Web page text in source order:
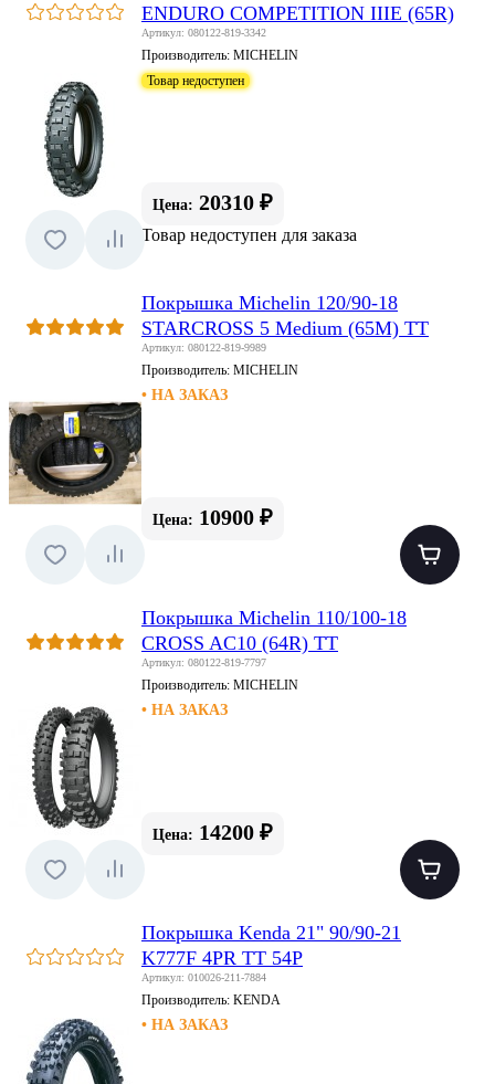
ENDURO COMPETITION IIIE (65R)
Артикул: 080122-819-3342
Производитель: MICHELIN
Товар недоступен
Цена: 20310 ₽
Товар недоступен для заказа
Покрышка Michelin 120/90-18
STARCROSS 5 Medium (65M) TT
Артикул: 080122-819-9989
Производитель: MICHELIN
• НА ЗАКАЗ
Цена: 10900 ₽
Покрышка Michelin 110/100-18
CROSS AC10 (64R) TT
Артикул: 080122-819-7797
Производитель: MICHELIN
• НА ЗАКАЗ
Цена: 14200 ₽
Покрышка Kenda 21" 90/90-21
K777F 4PR TT 54P
Артикул: 010026-211-7884
Производитель: KENDA
• НА ЗАКАЗ